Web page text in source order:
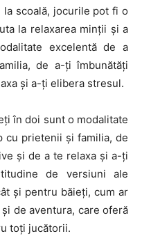
scoală, jocurile pot fi o
la relaxarea minții și a
excelentă de a
de a-ți îmbunătăți
și a-ți elibera stresul.
în doi sunt o modalitate
cu prietenii și familia, de
și de a te relaxa și a-ți
de versiuni ale
și pentru băieți, cum ar
de aventura, care oferă
toți jucătorii.